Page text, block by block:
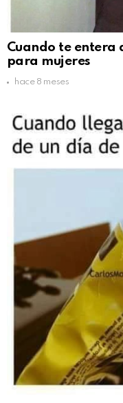
Cuando te entera
para mujeres
hace 8 meses